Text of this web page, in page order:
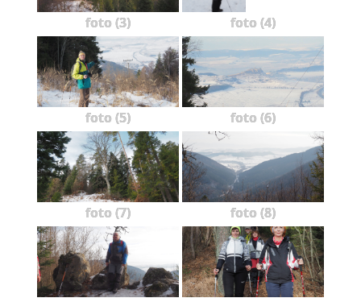
foto (3) foto (4)
foto (5) foto (6)
foto (7) foto (8)